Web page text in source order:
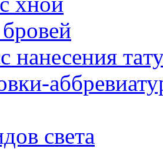
нанесения
светa